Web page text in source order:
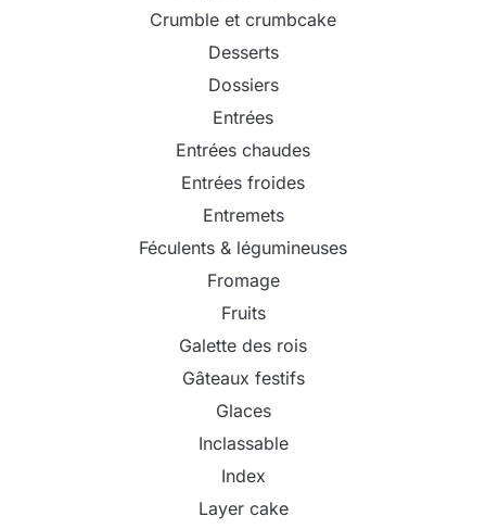
Crumble et crumbcake
Desserts
Dossiers
Entrées
Entrées chaudes
Entrées froides
Entremets
Féculents & légumineuses
Fromage
Fruits
Galette des rois
Gâteaux festifs
Glaces
Inclassable
Index
Layer cake